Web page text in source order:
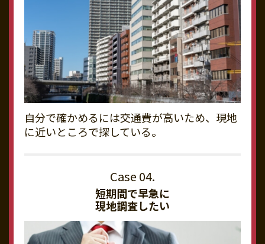
自分で確かめるには交通費が高いため、現地
に近いところで探している。
短期間で早急に
現地調査したい